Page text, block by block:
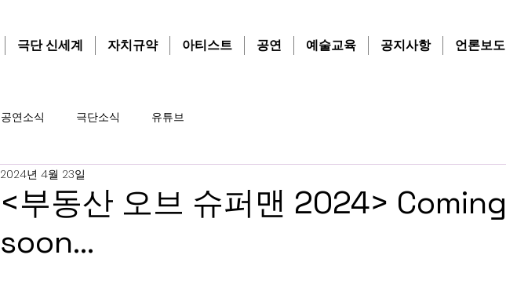
극단 신세계 자치규약 아티스트 공연 예술교육 공지사항 언론보도
공연소식 극단소식 유튜브
<부동산 오브 슈퍼맨 2024> Coming
soon...
2024년 4월 23일